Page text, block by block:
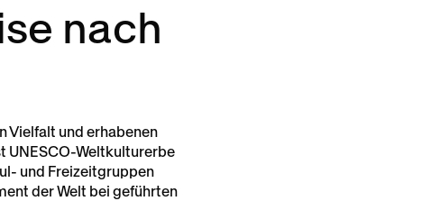
nach
Vielfalt und erhabenen
UNESCO-Weltkulturerbe
und Freizeitgruppen
der Welt bei geführten